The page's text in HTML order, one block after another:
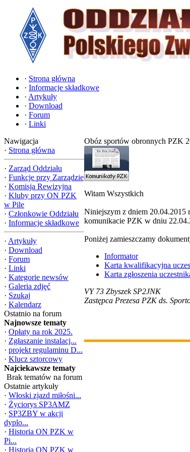
· Strona główna
· Informacje składkowe
· Artykuły
· Download
· Forum
· Linki
Nawigacja
· Strona główna
· Zarząd Oddziału
· Funkcje przy Zarządzie
· Komisja Rewizyjna
· Kluby przy ON PZK
w Pile
· Członkowie Oddziału
· Informacje składkowe
· Artykuły
· Download
· Forum
· Linki
· Kategorie newsów
· Galeria zdjęć
· Szukaj
· Kalendarz
Ostatnio na forum
Najnowsze tematy
· Opłaty na rok 2025.
· Zgłaszanie instalacj...
· projekt regulaminu D...
· Klucz sztorcowy
Najciekawsze tematy
Brak tematów na forum
Ostatnie artykuły
· Włoski zjazd miłośni...
· Życiorys SP3AMZ
· SP3ZBY w akcji
dyplo...
· Historia ON PZK w
Pi...
· Historia ON PZK w
Obóz sportów obronnych PZK
Witam Wszystkich
Niniejszym z dniem 20.04.2015
komunikacie PZK w dniu
Poniżej zamieszczamy
Informator
Karta kwalifikacyjna
Karta zgłoszenia
VY 73 Zbyszek SP2JNK
Zastępca Prezesa PZK ds.